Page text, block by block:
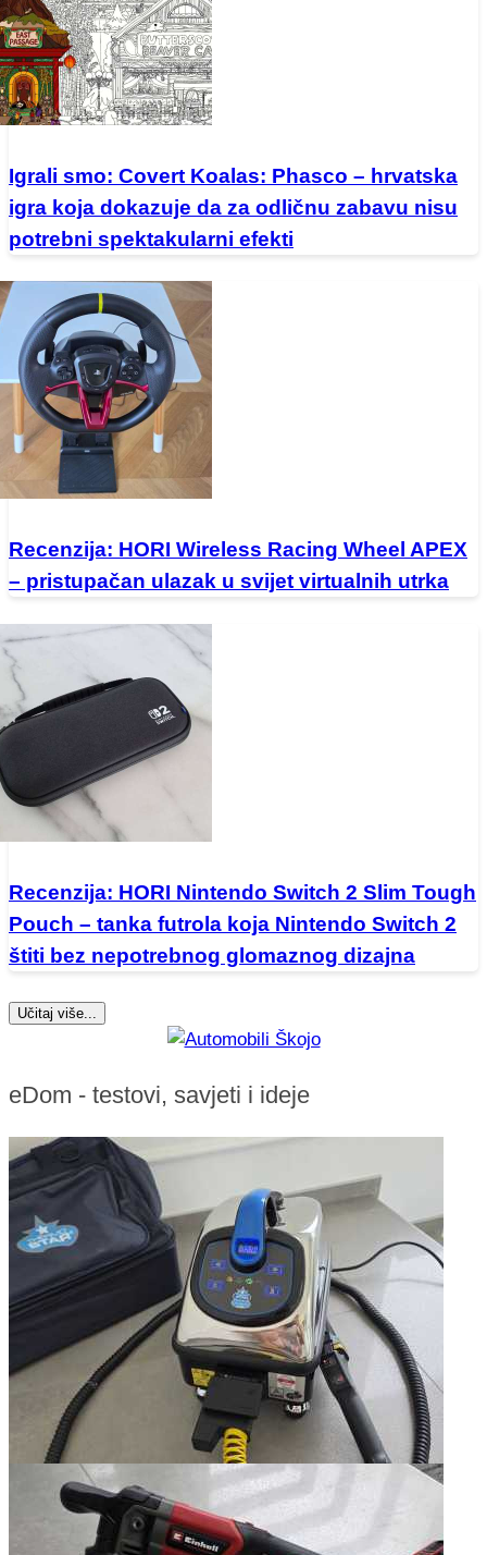
Igrali smo: Covert Koalas: Phasco – hrvatska
igra koja dokazuje da za odličnu zabavu nisu
potrebni spektakularni efekti
Recenzija: HORI Wireless Racing Wheel APEX
– pristupačan ulazak u svijet virtualnih utrka
Recenzija: HORI Nintendo Switch 2 Slim Tough
Pouch – tanka futrola koja Nintendo Switch 2
štiti bez nepotrebnog glomaznog dizajna
Učitaj više...
eDom - testovi, savjeti i ideje